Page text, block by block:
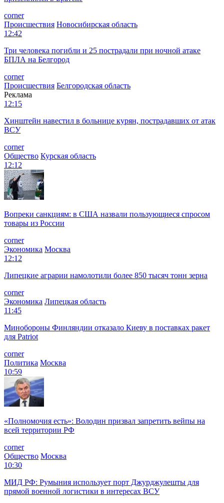
corner
Происшествия Новосибирская область
12:42
Три человека погибли и 25 пострадали при ночной атаке
БПЛА на Белгород
corner
Происшествия Белгородская область
Реклама
12:15
Хинштейн навестил в больнице курян, пострадавших от атак
ВСУ
corner
Общество Курская область
12:12
Вопреки санкциям: в США назвали пользующиеся спросом
товары из России
corner
Экономика Москва
12:12
Липецкие аграрии намолотили более 850 тысяч тонн зерна
corner
Экономика Липецкая область
11:45
Минобороны Финляндии отказало Киеву в поставках ракет
для Patriot
corner
Политика Москва
10:59
«Полномочия есть»: Володин призвал запретить вейпы на
всей территории РФ
corner
Общество Москва
10:30
МИД РФ: Румыния использует порт Джурджулешты для
прямой военной логистики в интересах ВСУ